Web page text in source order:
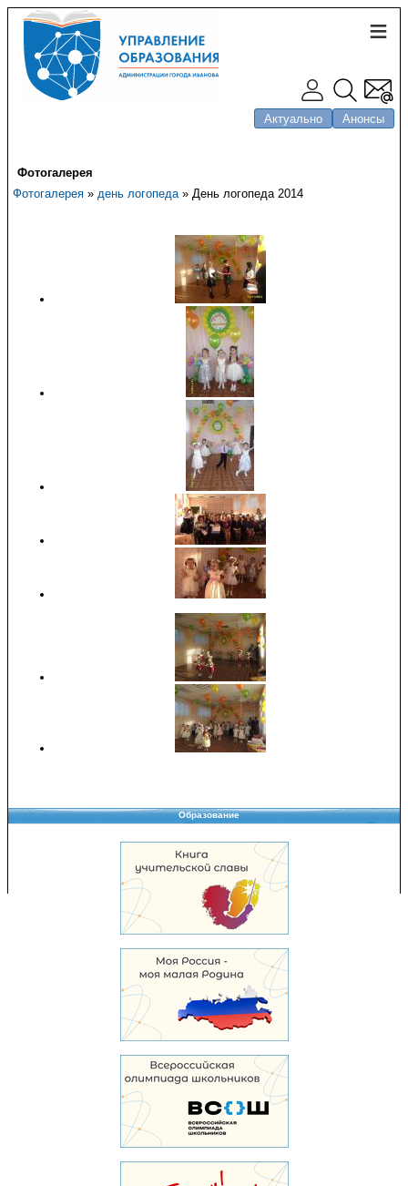
Актуально Анонсы
Фотогалерея
Фотогалерея » день логопеда» День логопеда 2014
Образование
Copyright © 2008-2026 Управление образования
Перепечатка и использование материалов возможны только с разрешения
Управления образования.
103,931,413 уникальных посетителей